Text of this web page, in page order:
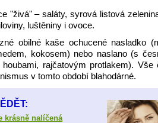
"živá" – saláty, syrová listová
luštěniny i ovoce.
obilné kaše ochucené nasladko
kokosem) nebo naslano (s
houbami, rajčatovým protlakem). Vše
v tomto období blahodárné.
krásně nalíčená